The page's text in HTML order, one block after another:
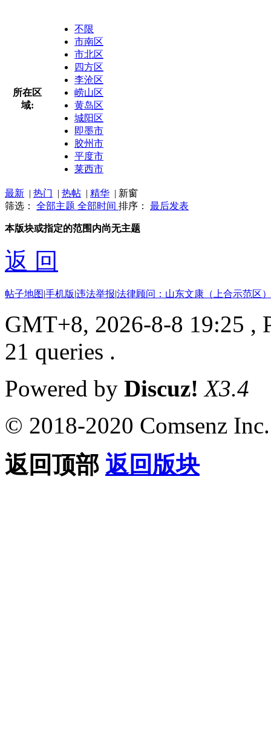
所在区
域:
不限
市南区
市北区
四方区
李沧区
崂山区
黄岛区
城阳区
即墨市
胶州市
平度市
莱西市
最新 | 热门 | 热帖 | 精华 | 新窗
筛选： 全部主题 全部时间 排序： 最后发表
本版块或指定的范围内尚无主题
返 回
帖子地图|手机版|违法举报|法律顾问：山东文康（上合示范区
GMT+8, 2026-8-8 19:25 ,
21 queries .
Powered by Discuz! X3.4
© 2018-2020 Comsenz Inc.
返回顶部 返回版块